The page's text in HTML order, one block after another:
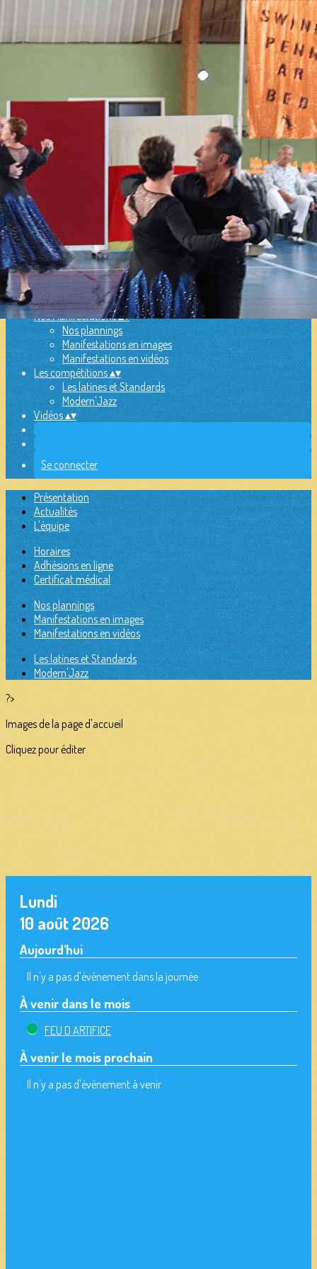
Exporter les lignes sélectionnées
Exporter toutes les colonnes
Exporter uniquement les colonnes affichées
Menu
Ajoutez un logo, un bouton, des réseaux sociaux
Cliquez pour éditer
L' association
▾
Présentation
L'équipe
Infos utiles▴▾
Horaires
Adhésions en ligne
Certificat médical
Nos Manifestations▴▾
Nos plannings
Manifestations en images
Manifestations en vidéos
Les compétitions▴▾
Les latines et Standards
Modern'Jazz
Vidéos▴▾
Se connecter
Présentation
Actualités
L'équipe
Horaires
Adhésions en ligne
Certificat médical
Nos plannings
Manifestations en images
Manifestations en vidéos
Les latines et Standards
Modern'Jazz
?>
Images de la page d'accueil
Cliquez pour éditer
Lundi
10 août 2026
Aujourd'hui
Il n'y a pas d'événement dans la journée
À venir dans le mois
FEU D ARTIFICE
À venir le mois prochain
Il n'y a pas d'événement à venir